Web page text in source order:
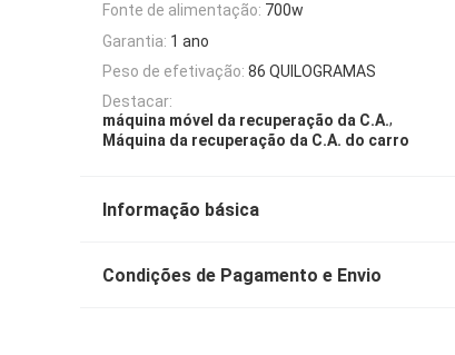
Fonte de alimentação: 700w
Garantia: 1 ano
Peso de efetivação: 86 QUILOGRAMAS
Destacar:
máquina móvel da recuperação da C.A.,
Máquina da recuperação da C.A. do carro
Informação básica
Condições de Pagamento e Envio